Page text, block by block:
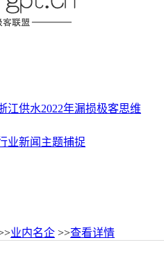
江供水2022年漏损极客思维
业新闻 主题捕捉
业内名企 >>查看详情